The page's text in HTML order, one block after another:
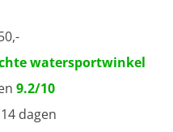
watersportwinkel
9.2/10
dagen